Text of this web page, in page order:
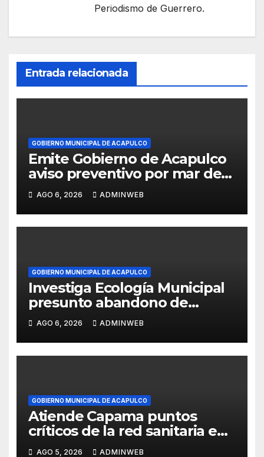
Periodismo de Guerrero.
Entrada relacionada
GOBIERNO MUNICIPAL DE ACAPULCO
Emite Gobierno de Acapulco
aviso preventivo por mar de
fondo
AGO 6, 2026 ADMINWEB
GOBIERNO MUNICIPAL DE ACAPULCO
Investiga Ecología Municipal
presunto abandono de
cuatro caninos en Tulipanes
AGO 6, 2026 ADMINWEB
GOBIERNO MUNICIPAL DE ACAPULCO
Atiende Capama puntos
críticos de la red sanitaria en
la zona Diamante
AGO 5, 2026 ADMINWEB